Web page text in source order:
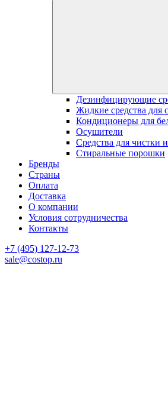
Дезинфицирующие
Жидкие средства для
Кондиционеры для
Осушители
Средства для чистки
Стиральные порошки
Бренды
Страны
Оплата
Доставка
О компании
Условия сотрудничества
Контакты
‎+7 (495) 127-12-73
sale@costop.ru